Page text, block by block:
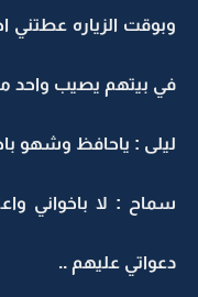
وبوقت الزياره عطتني
في بيتهم يصيب واحد
ليلى : ياحافظ وشهو
سماح : لا باخواني
دعواتي عليهم ..